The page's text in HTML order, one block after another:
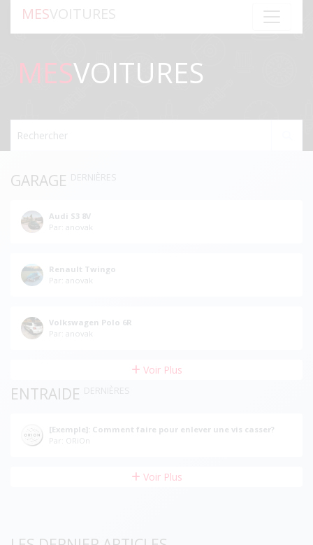
MESVOITURES
MESVOITURES
GARAGE DERNIÈRES
Audi S3 8V
Par: anovak
Renault Twingo
Par: anovak
Volkswagen Polo 6R
Par: anovak
Voir Plus
ENTRAIDE DERNIÈRES
[Exemple]: Comment faire pour enlever une vis casser?
Par: ORiOn
Voir Plus